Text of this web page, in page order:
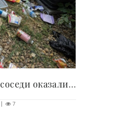
17 случаев, когда соседи оказались настолько..
7